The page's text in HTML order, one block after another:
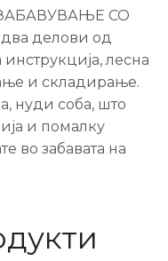
СО
делови од
лесна
и складирање.
нуди соба, што
и помалку
во забавата на